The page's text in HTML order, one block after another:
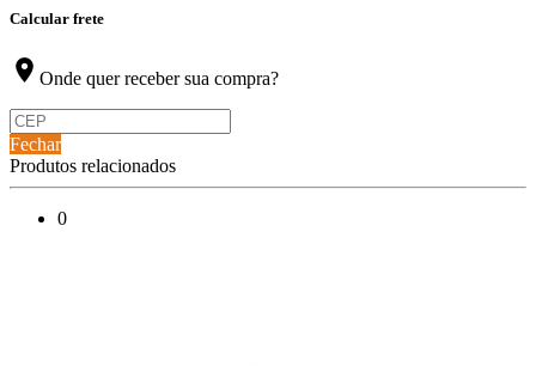
Calcular frete
location_on Onde quer receber sua compra?
Fechar
Produtos relacionados
0